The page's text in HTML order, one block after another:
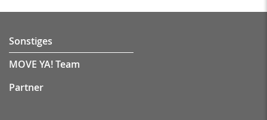
Sonstiges
MOVE YA! Team
Partner